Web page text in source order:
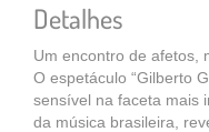
Detalhes
Um encontro de afetos,
O espetáculo “Gilberto
sensível na faceta mais
da música brasileira,